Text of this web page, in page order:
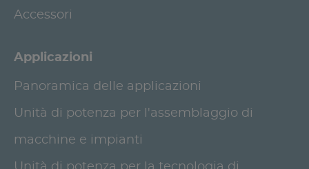
Accessori
Applicazioni
Panoramica delle applicazioni
Unità di potenza per l'assemblaggio di
macchine e impianti